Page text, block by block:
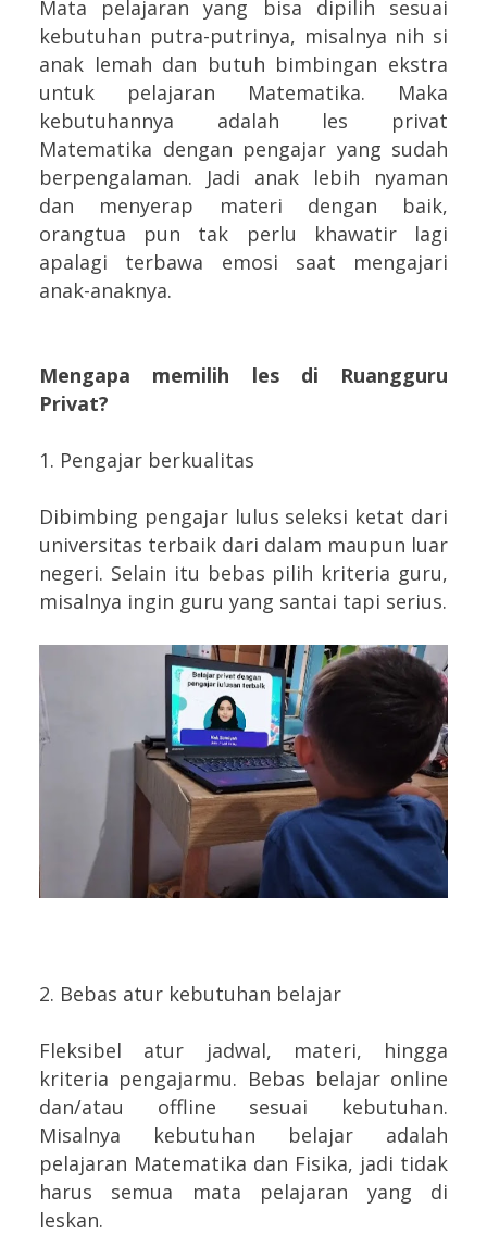
Mata pelajaran yang bisa dipilih sesuai
kebutuhan putra-putrinya, misalnya nih si
anak lemah dan butuh bimbingan ekstra
untuk pelajaran Matematika. Maka
kebutuhannya adalah les privat
Matematika dengan pengajar yang sudah
berpengalaman. Jadi anak lebih nyaman
dan menyerap materi dengan baik,
orangtua pun tak perlu khawatir lagi
apalagi terbawa emosi saat mengajari
anak-anaknya.
Mengapa memilih les di Ruangguru
Privat?
1. Pengajar berkualitas
Dibimbing pengajar lulus seleksi ketat dari
universitas terbaik dari dalam maupun luar
negeri. Selain itu bebas pilih kriteria guru,
misalnya ingin guru yang santai tapi serius.
2. Bebas atur kebutuhan belajar
Fleksibel atur jadwal, materi, hingga
kriteria pengajarmu. Bebas belajar online
dan/atau offline sesuai kebutuhan.
Misalnya kebutuhan belajar adalah
pelajaran Matematika dan Fisika, jadi tidak
harus semua mata pelajaran yang di
leskan.